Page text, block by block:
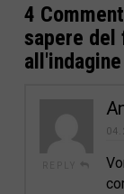
4
sapere del